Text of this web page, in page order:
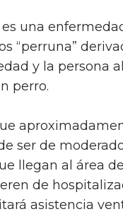
una
“perruna”
y la persona
perro.
ser de
llegan al área
de
asistencia